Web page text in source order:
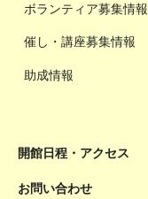
ボランティア募集情報
催し・講座募集情報
助成情報
開館日程・アクセス
お問い合わせ